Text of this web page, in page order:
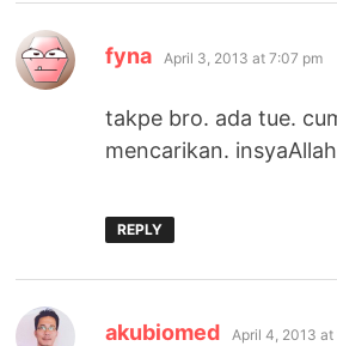
fyna says:
April 3, 2013 at 7:07 pm
takpe bro. ada tue.
mencarikan.
REPLY
akubiomed says:
April 4, 2013